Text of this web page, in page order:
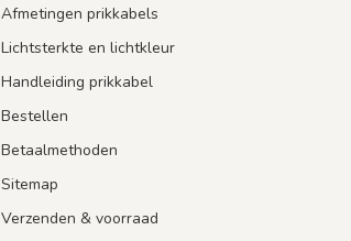
Afmetingen prikkabels
Lichtsterkte en lichtkleur
Handleiding prikkabel
Bestellen
Betaalmethoden
Sitemap
Verzenden & voorraad